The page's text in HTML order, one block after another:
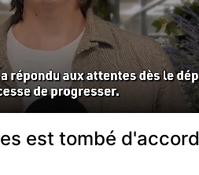
est tombé